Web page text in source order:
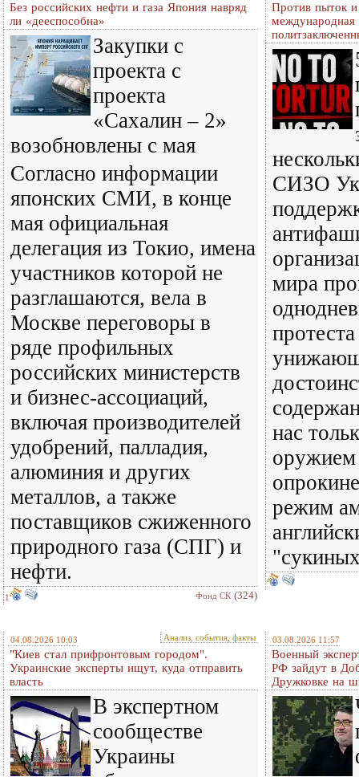
Без российских нефти и газа Япония навряд
ли «дееспособна»
Закупки с
проекта с
проекта
«Сахалин – 2»
возобновлены с мая
Согласно информации
японских СМИ, в конце
мая официальная
делегация из Токио, имена
участников которой не
разглашаются, вела в
Москве переговоры в
ряде профильных
российских министерств
и бизнес-ассоциаций,
включая производителей
удобрений, палладия,
алюминия и других
металлов, а также
поставщиков сжиженного
природного газа (СПГ) и
нефти.
1 Фонд СК (324)
Против пыток и
международная
СИЗО
мира
нас
оружием
режим
04.08.2026 10:03 Анализ, события, факты
"Киев стал прифронтовым городом".
Украинские эксперты ищут, куда отправить
власть
В экспертном
сообществе
Украины
03.08.2026 11:57
Военный
РФ зайдут в
Дружковке на